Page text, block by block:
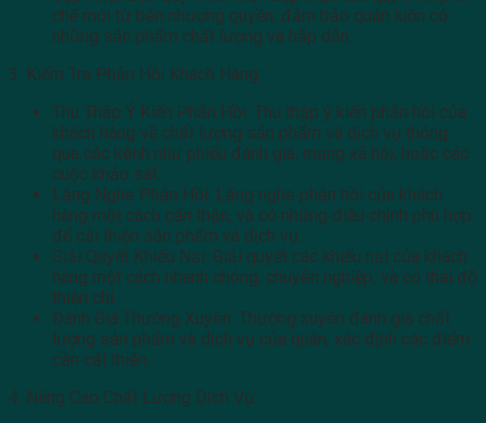
chế mới từ bên nhượng quyền, đảm bảo quán luôn có
những sản phẩm chất lượng và hấp dẫn.
3. Kiểm Tra Phản Hồi Khách Hàng:
Thu Thập Ý Kiến Phản Hồi: Thu thập ý kiến phản hồi của
khách hàng về chất lượng sản phẩm và dịch vụ thông
qua các kênh như phiếu đánh giá, mạng xã hội, hoặc các
cuộc khảo sát.
Lắng Nghe Phản Hồi: Lắng nghe phản hồi của khách
hàng một cách cẩn thận, và có những điều chỉnh phù hợp
để cải thiện sản phẩm và dịch vụ.
Giải Quyết Khiếu Nại: Giải quyết các khiếu nại của khách
hàng một cách nhanh chóng, chuyên nghiệp, và có thái độ
thiện chí.
Đánh Giá Thường Xuyên: Thường xuyên đánh giá chất
lượng sản phẩm và dịch vụ của quán, xác định các điểm
cần cải thiện.
4. Nâng Cao Chất Lượng Dịch Vụ: